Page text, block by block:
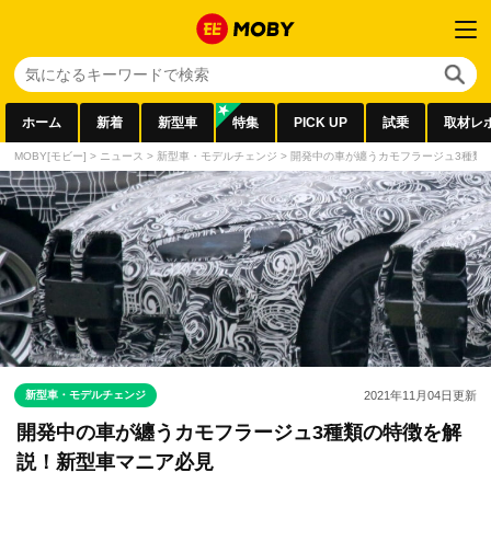
ホーム 新着 新型車 特集 PICK UP 試乗 取材レ
MOBY[モビー] > ニュース > 新型車・モデルチェンジ > 開発中の車が纏うカモフラージュ3種類
新型車・モデルチェンジ 2021年11月04日更新
開発中の車が纏うカモフラージュ3種類の特徴を解
説！新型車マニア必見